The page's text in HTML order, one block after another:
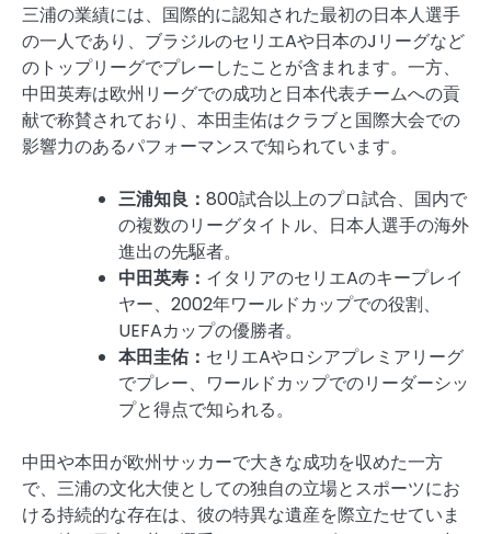
三浦の業績には、国際的に認知された最初の日本人選手
の一人であり、ブラジルのセリエAや日本のJリーグなど
のトップリーグでプレーしたことが含まれます。一方、
中田英寿は欧州リーグでの成功と日本代表チームへの貢
献で称賛されており、本田圭佑はクラブと国際大会での
影響力のあるパフォーマンスで知られています。
三浦知良： 800試合以上のプロ試合、国内で
の複数のリーグタイトル、日本人選手の海外
進出の先駆者。
中田英寿： イタリアのセリエAのキープレイ
ヤー、2002年ワールドカップでの役割、
UEFAカップの優勝者。
本田圭佑： セリエAやロシアプレミアリーグ
でプレー、ワールドカップでのリーダーシッ
プと得点で知られる。
中田や本田が欧州サッカーで大きな成功を収めた一方
で、三浦の文化大使としての独自の立場とスポーツにお
ける持続的な存在は、彼の特異な遺産を際立たせていま